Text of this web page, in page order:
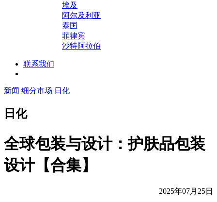
埃及
阿尔及利亚
泰国
菲律宾
沙特阿拉伯
联系我们
新闻 细分市场 日化
日化
全球包装与设计：护肤品包装
设计【合集】
2025年07月25日